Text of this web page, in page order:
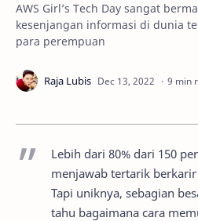
AWS Girl’s Tech Day sangat
kesenjangan informasi di dunia
para perempuan
9 min
Lebih dari 80% dari 150
menjawab tertarik
Tapi uniknya, sebagian
tahu bagaimana cara